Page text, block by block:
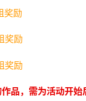
奖励
奖励
奖励
品，需为活动开始